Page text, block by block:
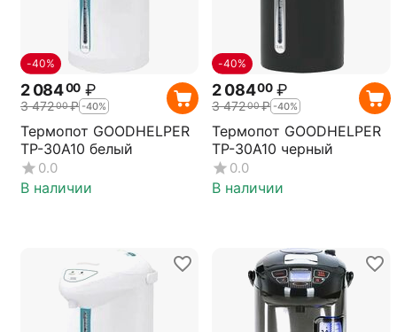
-40%
2 08400 ₽
3 47200₽ -40%
Термопот GOODHELPER
TP-30A10 белый
0.0
В наличии
-40%
2 08400 ₽
3 47200₽ -40%
Термопот GOODHELPER
TP-30A10 черный
0.0
В наличии